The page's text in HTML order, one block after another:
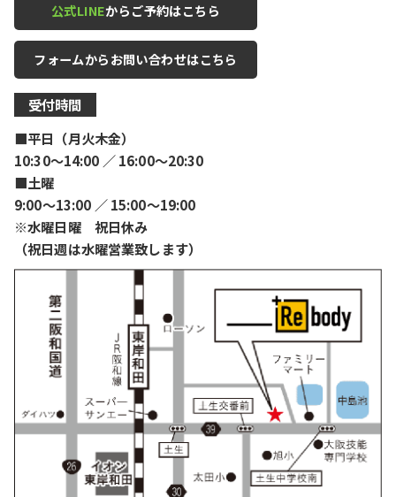
公式LINEからご予約はこちら
フォームからお問い合わせはこちら
受付時間
■平日（月火木金）
10:30〜14:00 ／ 16:00〜20:30
■土曜
9:00〜13:00 ／ 15:00〜19:00
※水曜日曜 祝日休み
（祝日週は水曜営業致します）